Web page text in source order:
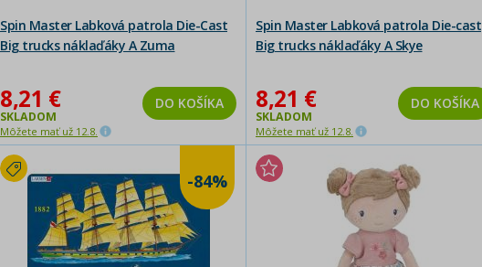
Spin Master Labková patrola Die-Cast
Big trucks náklaďáky A Zuma
8,21 €
SKLADOM
Môžete mať už 12.8.
DO KOŠÍKA
Spin Master Labková patrola Die-cast
Big trucks náklaďáky A Skye
8,21 €
SKLADOM
Môžete mať už 12.8.
DO KOŠÍKA
-84%